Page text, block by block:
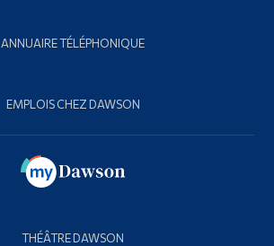
ANNUAIRE TÉLÉPHONIQUE
EMPLOIS CHEZ DAWSON
THÉÂTRE DAWSON